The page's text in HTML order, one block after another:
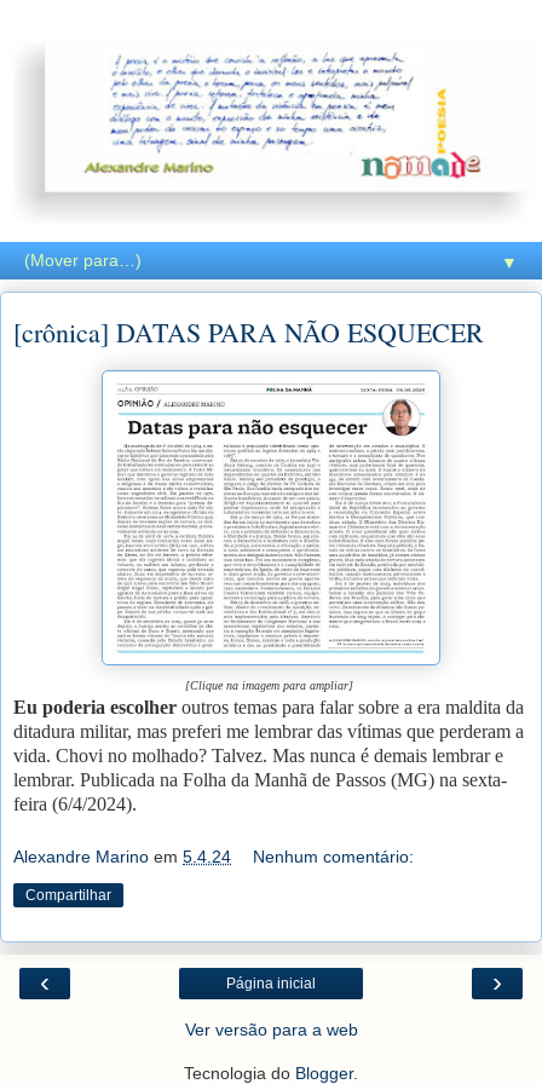
▼
[crônica] DATAS PARA NÃO ESQUECER
[Clique na imagem para ampliar]
Eu poderia escolher outros temas para falar sobre a era maldita da
ditadura militar, mas preferi me lembrar das vítimas que perderam a
vida. Chovi no molhado? Talvez. Mas nunca é demais lembrar e
lembrar. Publicada na Folha da Manhã de Passos (MG) na sexta-
feira (6/4/2024).
Alexandre Marino em 5.4.24 Nenhum comentário:
Compartilhar
‹ ›
Página inicial
Ver versão para a web
Tecnologia do Blogger.